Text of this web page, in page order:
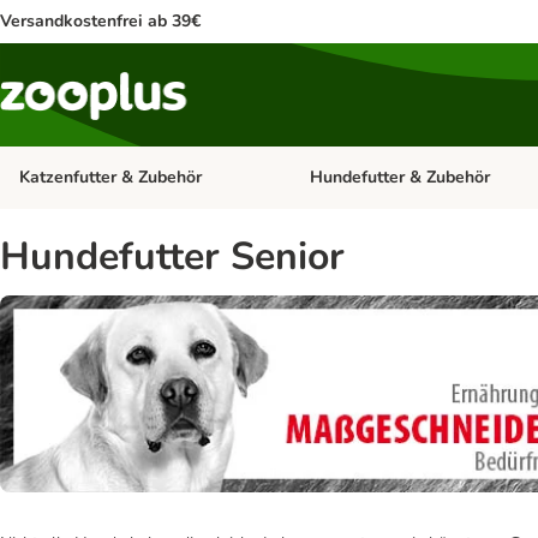
Versandkostenfrei ab 39€
Katzenfutter & Zubehör Kategorie-Menü öffnen:
Hundefutter & Zubehör
Hundefutter Senior